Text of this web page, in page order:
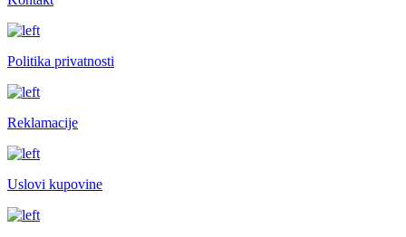
Politika privatnosti
Reklamacije
Uslovi kupovine